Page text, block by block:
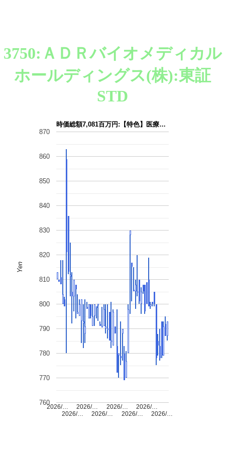
3750:ＡＤＲバイオメディカル
ホールディングス(株):東証
STD
時価総額7,081百万円:【特色】医療…
2026/…
2026/…
2026/…
2026/…
2026/…
2026/…
2026/…
2026/…
760
770
780
790
800
810
820
830
840
850
860
870
Yen